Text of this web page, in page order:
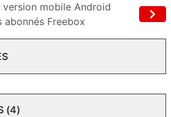
version mobile Android
abonnés Freebox
(4)